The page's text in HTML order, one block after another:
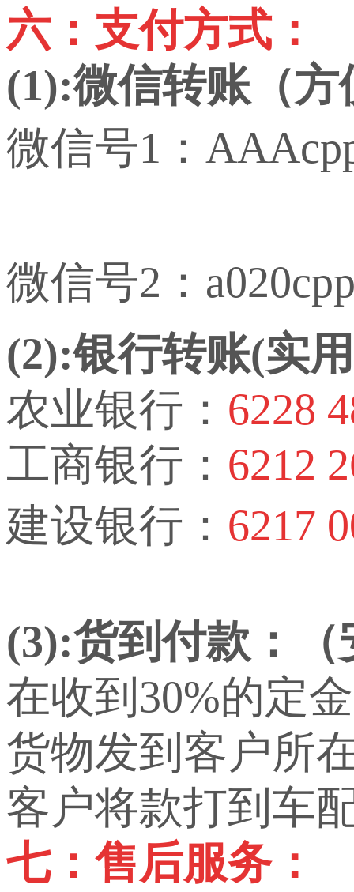
六：支付方式：
(1):微信转账（方
微信号1：
微信号2：
(2):银行转账(实
农业银行： 6228
工商银行： 6212
建设银行： 6217
(3):货到付款：
在收到30%的定
货物发到客户所
客户将款打到车
七：售后服务：